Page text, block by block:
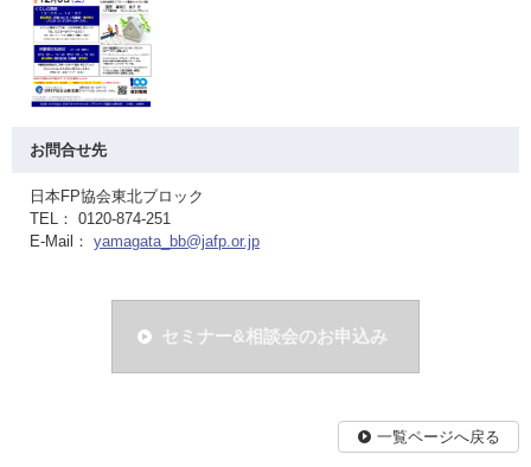
お問合せ先
日本FP協会東北ブロック
TEL： 0120-874-251
E-Mail： yamagata_bb@jafp.or.jp
セミナー&相談会のお申込み
一覧ページへ戻る